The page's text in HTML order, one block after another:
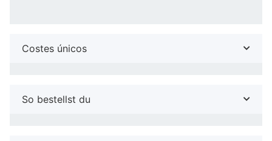
Costes únicos
So bestellst du